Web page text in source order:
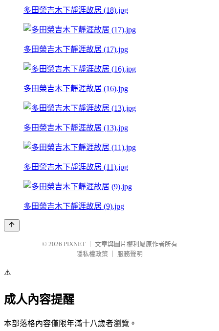
多田榮吉木下靜涯故居 (18).jpg
多田榮吉木下靜涯故居 (17).jpg
多田榮吉木下靜涯故居 (16).jpg
多田榮吉木下靜涯故居 (13).jpg
多田榮吉木下靜涯故居 (11).jpg
多田榮吉木下靜涯故居 (9).jpg
© 2026 PIXNET
文章與圖片權利屬原作者所有
隱私權政策
服務聲明
⚠️
成人內容提醒
本部落格內容僅限年滿十八歲者瀏覽。